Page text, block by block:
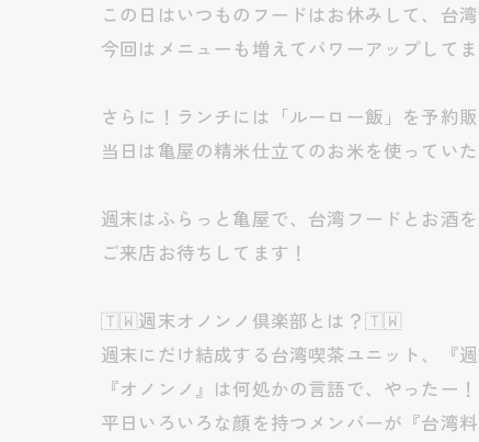
この日はいつものフードはお休みして、
今回はメニューも増えてパワーアップして
さらに！ランチには「ルーロー飯」を予約
当日は亀屋の精米仕立てのお米を使ってい
週末はふらっと亀屋で、台湾フードとお酒
ご来店お待ちしてます！
🇹🇼週末オノンノ倶楽部とは？🇹🇼
週末にだけ結成する台湾喫茶ユニット、『
『オノンノ』は何処かの言語で、やったー
平日いろいろな顔を持つメンバーが『台湾